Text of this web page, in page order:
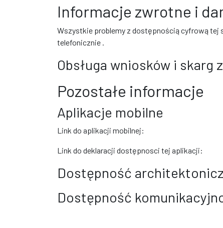
Informacje zwrotne i
Wszystkie problemy z dostępnością cyfrową tej
telefonicznie .
Obsługa wniosków i
Pozostałe informacje
Aplikacje mobilne
Link do aplikacji mobilnej:
Link do deklaracji dostępnosci tej aplikacji:
Dostępność
Dostępność